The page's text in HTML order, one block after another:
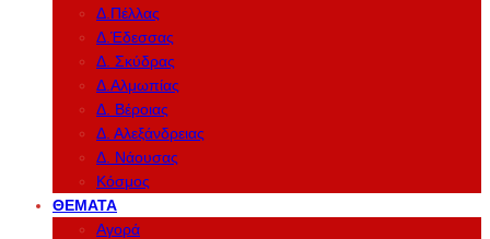
Δ.Πέλλας
Δ.Έδεσσας
Δ. Σκύδρας
Δ.Αλμωπίας
Δ. Βέροιας
Δ. Αλεξάνδρειας
Δ. Νάουσας
Κόσμος
ΘΈΜΑΤΑ
Αγορά